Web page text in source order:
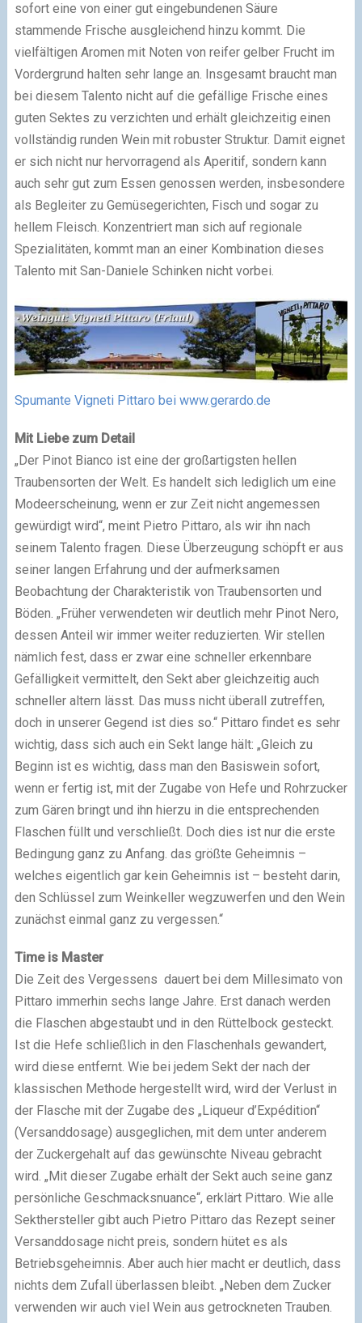
sofort eine von einer gut eingebundenen Säure
stammende Frische ausgleichend hinzu kommt. Die
vielfältigen Aromen mit Noten von reifer gelber Frucht im
Vordergrund halten sehr lange an. Insgesamt braucht man
bei diesem Talento nicht auf die gefällige Frische eines
guten Sektes zu verzichten und erhält gleichzeitig einen
vollständig runden Wein mit robuster Struktur. Damit eignet
er sich nicht nur hervorragend als Aperitif, sondern kann
auch sehr gut zum Essen genossen werden, insbesondere
als Begleiter zu Gemüsegerichten, Fisch und sogar zu
hellem Fleisch. Konzentriert man sich auf regionale
Spezialitäten, kommt man an einer Kombination dieses
Talento mit San-Daniele Schinken nicht vorbei.
Spumante Vigneti Pittaro bei www.gerardo.de
Mit Liebe zum Detail
„Der Pinot Bianco ist eine der großartigsten hellen
Traubensorten der Welt. Es handelt sich lediglich um eine
Modeerscheinung, wenn er zur Zeit nicht angemessen
gewürdigt wird“, meint Pietro Pittaro, als wir ihn nach
seinem Talento fragen. Diese Überzeugung schöpft er aus
seiner langen Erfahrung und der aufmerksamen
Beobachtung der Charakteristik von Traubensorten und
Böden. „Früher verwendeten wir deutlich mehr Pinot Nero,
dessen Anteil wir immer weiter reduzierten. Wir stellen
nämlich fest, dass er zwar eine schneller erkennbare
Gefälligkeit vermittelt, den Sekt aber gleichzeitig auch
schneller altern lässt. Das muss nicht überall zutreffen,
doch in unserer Gegend ist dies so.“ Pittaro findet es sehr
wichtig, dass sich auch ein Sekt lange hält: „Gleich zu
Beginn ist es wichtig, dass man den Basiswein sofort,
wenn er fertig ist, mit der Zugabe von Hefe und Rohrzucker
zum Gären bringt und ihn hierzu in die entsprechenden
Flaschen füllt und verschließt. Doch dies ist nur die erste
Bedingung ganz zu Anfang. das größte Geheimnis –
welches eigentlich gar kein Geheimnis ist – besteht darin,
den Schlüssel zum Weinkeller wegzuwerfen und den Wein
zunächst einmal ganz zu vergessen.“
Time is Master
Die Zeit des Vergessens dauert bei dem Millesimato von
Pittaro immerhin sechs lange Jahre. Erst danach werden
die Flaschen abgestaubt und in den Rüttelbock gesteckt.
Ist die Hefe schließlich in den Flaschenhals gewandert,
wird diese entfernt. Wie bei jedem Sekt der nach der
klassischen Methode hergestellt wird, wird der Verlust in
der Flasche mit der Zugabe des „Liqueur d’Expédition“
(Versanddosage) ausgeglichen, mit dem unter anderem
der Zuckergehalt auf das gewünschte Niveau gebracht
wird. „Mit dieser Zugabe erhält der Sekt auch seine ganz
persönliche Geschmacksnuance“, erklärt Pittaro. Wie alle
Sekthersteller gibt auch Pietro Pittaro das Rezept seiner
Versanddosage nicht preis, sondern hütet es als
Betriebsgeheimnis. Aber auch hier macht er deutlich, dass
nichts dem Zufall überlassen bleibt. „Neben dem Zucker
verwenden wir auch viel Wein aus getrockneten Trauben.